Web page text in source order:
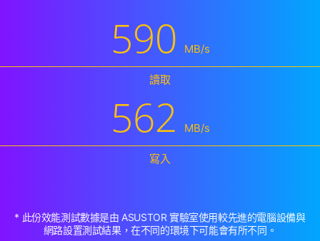
590 MB/s
讀取
562 MB/s
寫入
* 此份效能測試數據是由 ASUSTOR 實驗室使用較先進的電腦設備與
網路設置測試結果，在不同的環境下可能會有所不同。